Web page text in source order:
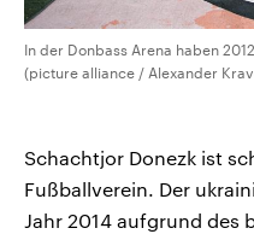
In der Donbass Arena haben
(picture alliance / Alexander
Schachtjor Donezk ist
Fußballverein. Der
Jahr 2014 aufgrund des